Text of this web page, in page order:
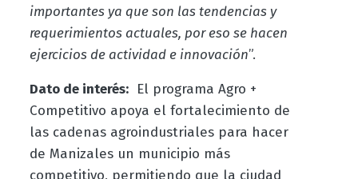
importantes ya que son las tendencias y
requerimientos actuales, por eso se hacen
ejercicios de actividad e innovación”.
Dato de interés: El programa Agro +
Competitivo apoya el fortalecimiento de
las cadenas agroindustriales para hacer
de Manizales un municipio más
competitivo, permitiendo que la ciudad